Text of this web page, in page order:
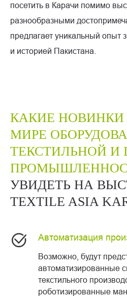
посетить в Карачи помимо
разнообразными
предлагает уникальный опыт
и историей Пакистана.
КАКИЕ НОВИНКИ
МИРЕ
ТЕКСТИЛЬНОЙ
УВИДЕТЬ НА
TEXTILE ASIA
Автоматизация
Возможно, будут
автоматизированные
текстильного
роботизированные